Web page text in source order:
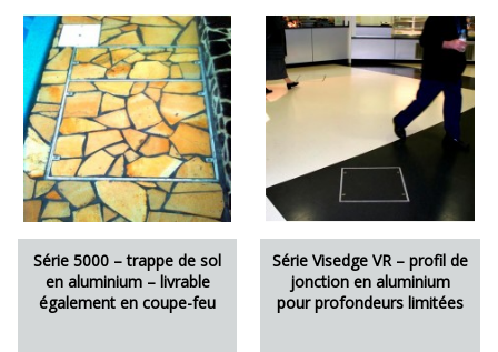
Série 5000 – trappe de sol
en aluminium – livrable
également en coupe-feu
Série Visedge VR – profil de
jonction en aluminium
pour profondeurs limitées